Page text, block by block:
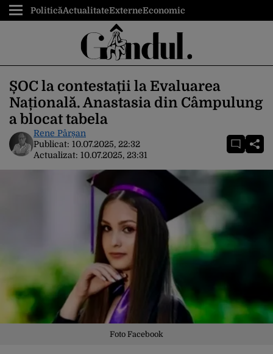
PoliticăActualitateExterneEconomic
ȘOC la contestații la Evaluarea
Națională. Anastasia din Câmpulung
a blocat tabela
Rene Pârșan
Publicat: 10.07.2025, 22:32
Actualizat: 10.07.2025, 23:31
Foto Facebook